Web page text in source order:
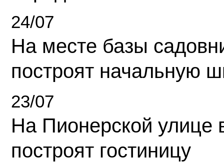
24/07
На месте базы
построят начальную
23/07
На Пионерской улице
построят гостиницу